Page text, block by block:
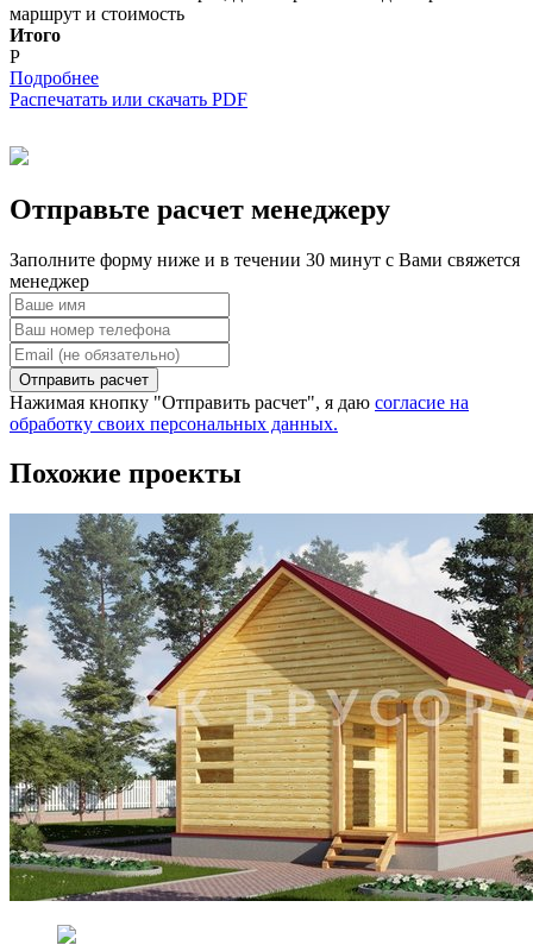
маршрут и стоимость
Итого
Р
Подробнее
Распечатать или скачать PDF
Отправьте расчет менеджеру
Заполните форму ниже и в течении 30 минут с Вами свяжется
менеджер
Отправить расчет
Нажимая кнопку "Отправить расчет", я даю согласие на
обработку своих персональных данных.
Похожие проекты